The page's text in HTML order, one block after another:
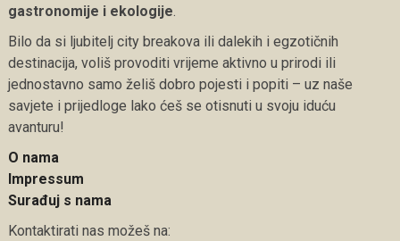
gastronomije i ekologije.
Bilo da si ljubitelj city breakova ili dalekih i egzotičnih
destinacija, voliš provoditi vrijeme aktivno u prirodi ili
jednostavno samo želiš dobro pojesti i popiti – uz naše
savjete i prijedloge lako ćeš se otisnuti u svoju iduću
avanturu!
O nama
Impressum
Surađuj s nama
Kontaktirati nas možeš na: